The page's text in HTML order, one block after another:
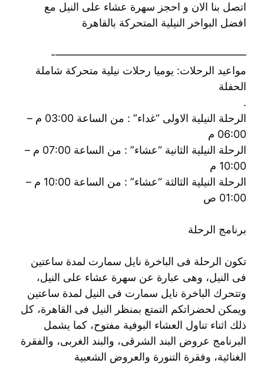
اتصل بنا الان و احجز سهرة عشاء على النيل مع
افضل البواخر النيلية المتحركة بالقاهرة
——————————————————-
مواعيد الرحلات: يوميا رحلات نيلية متحركة شاملة
الحفلة
.
الرحلة النيلية الاولى “غداء” : من الساعة 03:00 م –
06:00 م
الرحلة النيلية الثانية “عشاء” : من الساعة 07:00 م –
10:00 م
الرحلة النيلية الثالثة “عشاء” : من الساعة 10:00 م –
01:00 ص
برنامج الرحلة
تكون الرحلة فى الباخرة نايل سمارت لمدة ساعتين
فى النيل، وهى عبارة عن سهرة عشاء على النيل،
وتتحرك الباخرة نايل سمارت فى النيل لمدة ساعتين
ويمكن لحضراتكم التمتع بمنظر النيل فى القاهرة، كل
ذلك اثناء تناول العشاء البوفية مفتوح، كما يشمل
البرنامج عروض البند الشرقى، والبند الغربى، والفقرة
الغنائية، وفقرة التنورة والعروض الشعبية